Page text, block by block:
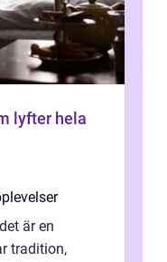
är en
tradition,